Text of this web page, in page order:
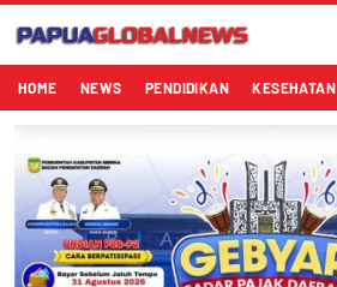
HOME NEWS PENDIDIKAN KESEHATAN